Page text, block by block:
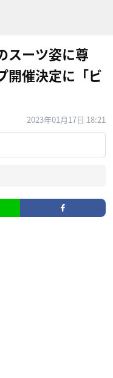
スーツ姿に尊
開催決定に「ビ
2023年01月17日 18:21